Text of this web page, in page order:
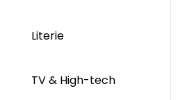
Literie
TV & High-tech